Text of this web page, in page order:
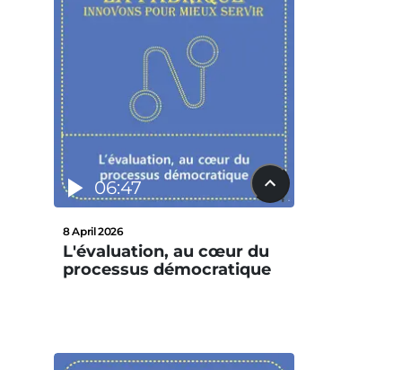
06:47
8 April 2026
L'évaluation, au cœur du
processus démocratique